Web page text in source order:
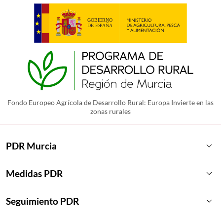
Fondo Europeo Agrícola de Desarrollo Rural: Europa Invierte en las
zonas rurales
PDR Murcia keyboard_arrow_down
Medidas PDR keyboard_arrow_down
Seguimiento PDR keyboard_arrow_down